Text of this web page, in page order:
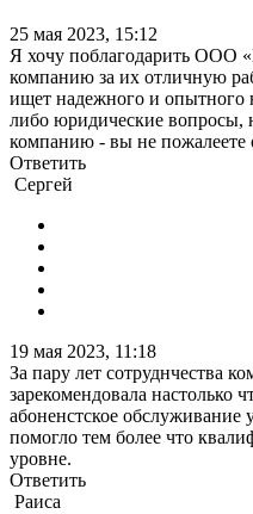
25 мая 2023, 15:12
Я хочу поблагодарить
компанию за их отличную
ищет надежного и опытного
либо юридические вопросы,
компанию - вы не пожалеете
Ответить
Сергей
19 мая 2023, 11:18
За пару лет сотруднчества
зарекомендовала настолько
абоненстское
помогло тем более что
уровне.
Ответить
Раиса